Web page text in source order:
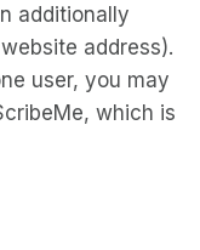
additionally
address).
user, you may
which is